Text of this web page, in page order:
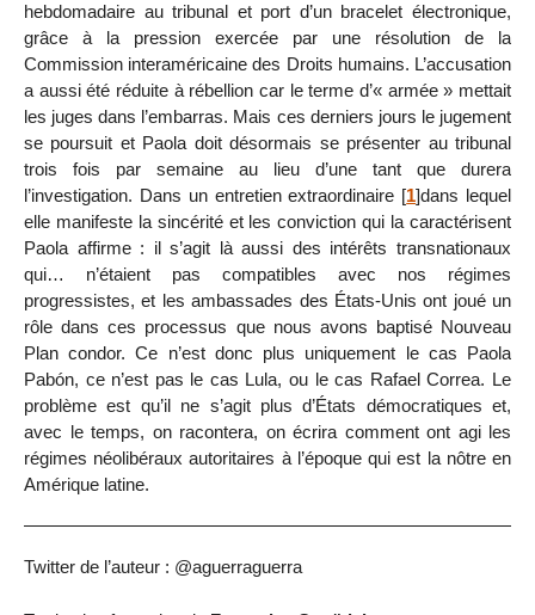
hebdomadaire au tribunal et port d’un bracelet électronique,
grâce à la pression exercée par une résolution de la
Commission interaméricaine des Droits humains. L’accusation
a aussi été réduite à rébellion car le terme d’« armée » mettait
les juges dans l’embarras. Mais ces derniers jours le jugement
se poursuit et Paola doit désormais se présenter au tribunal
trois fois par semaine au lieu d’une tant que durera
l’investigation. Dans un entretien extraordinaire [1]dans lequel
elle manifeste la sincérité et les conviction qui la caractérisent
Paola affirme : il s’agit là aussi des intérêts transnationaux
qui… n’étaient pas compatibles avec nos régimes
progressistes, et les ambassades des États-Unis ont joué un
rôle dans ces processus que nous avons baptisé Nouveau
Plan condor. Ce n’est donc plus uniquement le cas Paola
Pabón, ce n’est pas le cas Lula, ou le cas Rafael Correa. Le
problème est qu’il ne s’agit plus d’États démocratiques et,
avec le temps, on racontera, on écrira comment ont agi les
régimes néolibéraux autoritaires à l’époque qui est la nôtre en
Amérique latine.
Twitter de l’auteur : @aguerraguerra